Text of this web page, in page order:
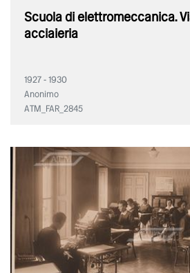
Scuola di elettromeccanica.
acciaieria
1927 - 1930
Anonimo
ATM_FAR_2845